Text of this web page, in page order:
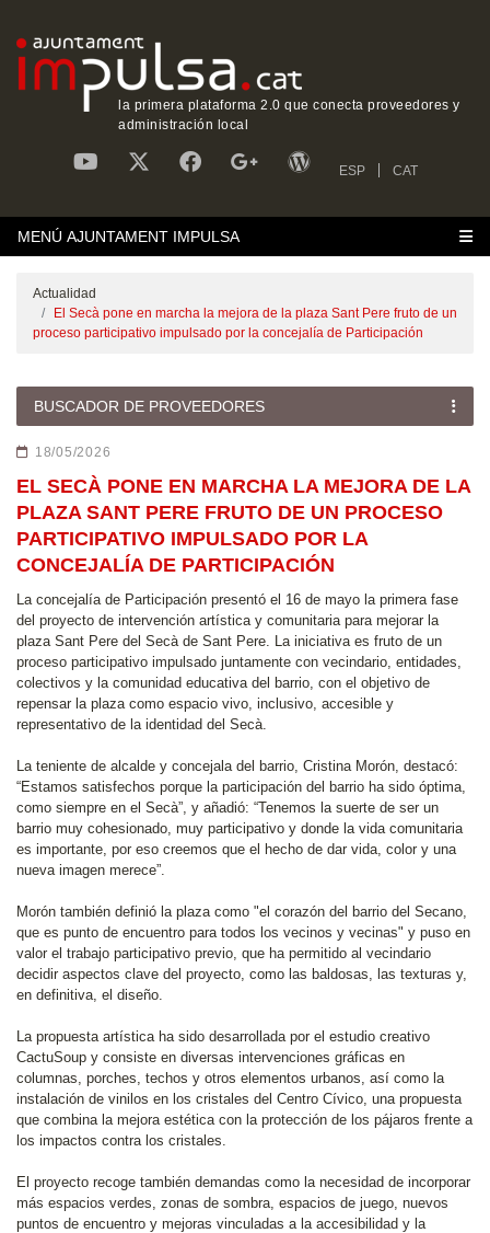
la primera plataforma 2.0 que conecta proveedores y
administración local
ESP CAT
MENÚ AJUNTAMENT IMPULSA
Actualidad
El Secà pone en marcha la mejora de la plaza Sant Pere fruto de un
proceso participativo impulsado por la concejalía de Participación
BUSCADOR DE PROVEEDORES
18/05/2026
EL SECÀ PONE EN MARCHA LA MEJORA DE LA
PLAZA SANT PERE FRUTO DE UN PROCESO
PARTICIPATIVO IMPULSADO POR LA
CONCEJALÍA DE PARTICIPACIÓN
La concejalía de Participación presentó el 16 de mayo la primera fase
del proyecto de intervención artística y comunitaria para mejorar la
plaza Sant Pere del Secà de Sant Pere. La iniciativa es fruto de un
proceso participativo impulsado juntamente con vecindario, entidades,
colectivos y la comunidad educativa del barrio, con el objetivo de
repensar la plaza como espacio vivo, inclusivo, accesible y
representativo de la identidad del Secà.
La teniente de alcalde y concejala del barrio, Cristina Morón, destacó:
“Estamos satisfechos porque la participación del barrio ha sido óptima,
como siempre en el Secà”, y añadió: “Tenemos la suerte de ser un
barrio muy cohesionado, muy participativo y donde la vida comunitaria
es importante, por eso creemos que el hecho de dar vida, color y una
nueva imagen merece”.
Morón también definió la plaza como "el corazón del barrio del Secano,
que es punto de encuentro para todos los vecinos y vecinas" y puso en
valor el trabajo participativo previo, que ha permitido al vecindario
decidir aspectos clave del proyecto, como las baldosas, las texturas y,
en definitiva, el diseño.
La propuesta artística ha sido desarrollada por el estudio creativo
CactuSoup y consiste en diversas intervenciones gráficas en
columnas, porches, techos y otros elementos urbanos, así como la
instalación de vinilos en los cristales del Centro Cívico, una propuesta
que combina la mejora estética con la protección de los pájaros frente a
los impactos contra los cristales.
El proyecto recoge también demandas como la necesidad de incorporar
más espacios verdes, zonas de sombra, espacios de juego, nuevos
puntos de encuentro y mejoras vinculadas a la accesibilidad y la